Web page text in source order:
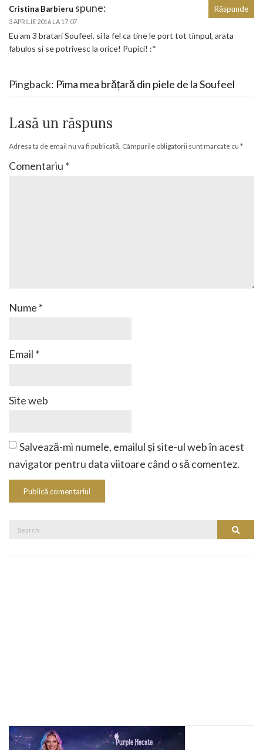
Cristina Barbieru spune:
3 APRILIE 2016 LA 17:07
Eu am 3 bratari Soufeel. si la fel ca tine le port tot timpul, arata
fabulos si se potrivesc la orice! Pupici! :*
Răspunde
Pingback: Pima mea brățară din piele de la Soufeel
Lasă un răspuns
Adresa ta de email nu va fi publicată. Câmpurile obligatorii sunt marcate cu *
Comentariu *
Nume *
Email *
Site web
Salvează-mi numele, emailul și site-ul web în acest
navigator pentru data viitoare când o să comentez.
Search